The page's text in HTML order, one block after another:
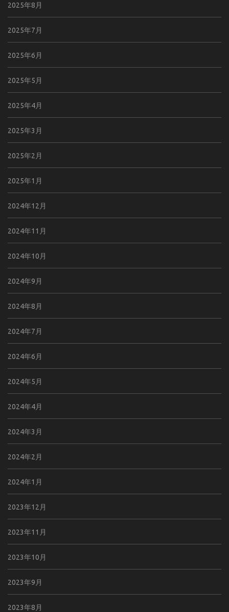
2025年8月
2025年7月
2025年6月
2025年5月
2025年4月
2025年3月
2025年2月
2025年1月
2024年12月
2024年11月
2024年10月
2024年9月
2024年8月
2024年7月
2024年6月
2024年5月
2024年4月
2024年3月
2024年2月
2024年1月
2023年12月
2023年11月
2023年10月
2023年9月
2023年8月